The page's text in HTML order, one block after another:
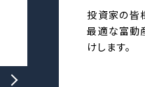
投資家の皆
最適な富動
けします。